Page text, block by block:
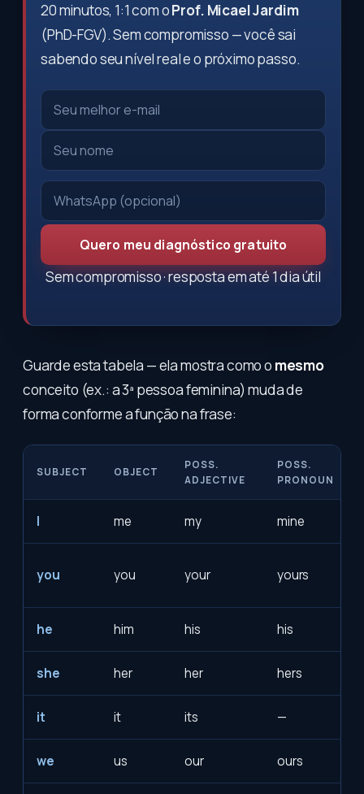
20 minutos, 1:1 com oProf. Micael Jardim
(PhD-FGV). Sem compromisso — você sai
sabendo seu nível real e o próximo passo.
Quero meu diagnóstico gratuito
Sem compromisso · resposta em até 1 dia útil
Guarde esta tabela — ela mostra como o mesmo
conceito (ex.: a 3ª pessoa feminina) muda de
forma conforme a função na frase:
SUBJECT OBJECT
POSS.
ADJECTIVE
POSS.
PRONOUN
I me my mine
you you your yours
he him his his
she her her hers
it it its —
we us our ours